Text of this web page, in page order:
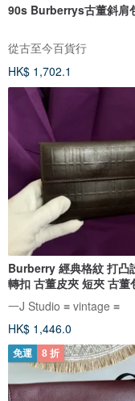
90s Burberrys古董斜肩
從古至今百貨行
HK$ 1,702.1
Burberry 經典格紋 打凸
轉扣 古董皮夾 短夾 古董
一J Studio ≡ vintage ≡
HK$ 1,446.0
免運 8 折